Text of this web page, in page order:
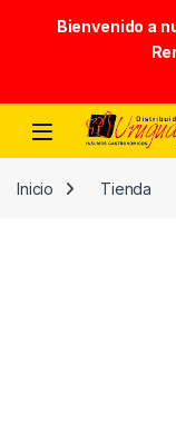
Bienvenido a
Skip to navigation
Skip to content
Inicio Tienda